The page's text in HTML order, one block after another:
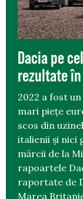
Dacia pe
rezultate
2022 a fost
mari piețe
scos din
italienii și nici
mărcii de la
rapoartele
raportate de
Marea